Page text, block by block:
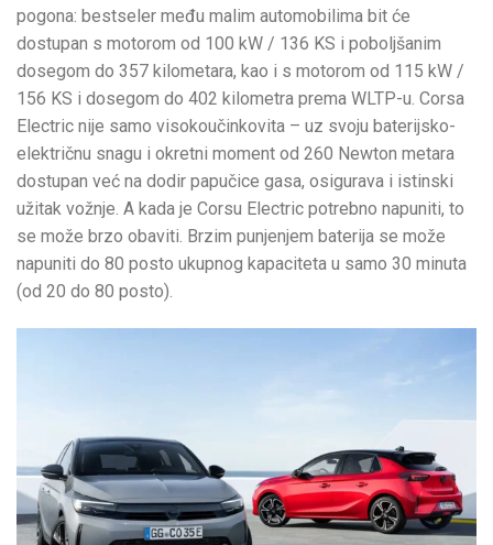
pogona: bestseler među malim automobilima bit će
dostupan s motorom od 100 kW / 136 KS i poboljšanim
dosegom do 357 kilometara, kao i s motorom od 115 kW /
156 KS i dosegom do 402 kilometra prema WLTP-u. Corsa
Electric nije samo visokoučinkovita – uz svoju baterijsko-
električnu snagu i okretni moment od 260 Newton metara
dostupan već na dodir papučice gasa, osigurava i istinski
užitak vožnje. A kada je Corsu Electric potrebno napuniti, to
se može brzo obaviti. Brzim punjenjem baterija se može
napuniti do 80 posto ukupnog kapaciteta u samo 30 minuta
(od 20 do 80 posto).